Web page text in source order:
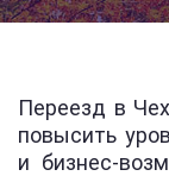
Переезд в
повысить
и бизнес-